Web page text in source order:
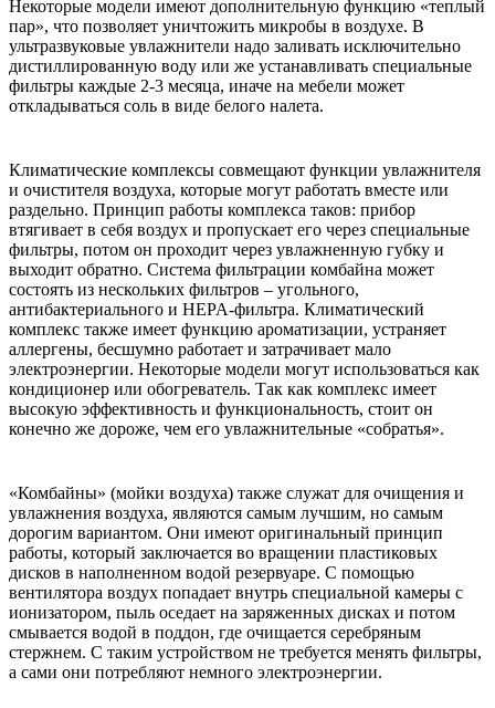
Некоторые модели имеют дополнительную функцию «теплый
пар», что позволяет уничтожить микробы в воздухе. В
ультразвуковые увлажнители надо заливать исключительно
дистиллированную воду или же устанавливать специальные
фильтры каждые 2-3 месяца, иначе на мебели может
откладываться соль в виде белого налета.
Климатические комплексы совмещают функции увлажнителя
и очистителя воздуха, которые могут работать вместе или
раздельно. Принцип работы комплекса таков: прибор
втягивает в себя воздух и пропускает его через специальные
фильтры, потом он проходит через увлажненную губку и
выходит обратно. Система фильтрации комбайна может
состоять из нескольких фильтров – угольного,
антибактериального и HEPA-фильтра. Климатический
комплекс также имеет функцию ароматизации, устраняет
аллергены, бесшумно работает и затрачивает мало
электроэнергии. Некоторые модели могут использоваться как
кондиционер или обогреватель. Так как комплекс имеет
высокую эффективность и функциональность, стоит он
конечно же дороже, чем его увлажнительные «собратья».
«Комбайны» (мойки воздуха) также служат для очищения и
увлажнения воздуха, являются самым лучшим, но самым
дорогим вариантом. Они имеют оригинальный принцип
работы, который заключается во вращении пластиковых
дисков в наполненном водой резервуаре. С помощью
вентилятора воздух попадает внутрь специальной камеры с
ионизатором, пыль оседает на заряженных дисках и потом
смывается водой в поддон, где очищается серебряным
стержнем. С таким устройством не требуется менять фильтры,
а сами они потребляют немного электроэнергии.